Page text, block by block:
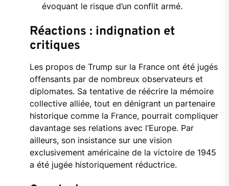
évoquant le risque d’un conflit armé.
Réactions : indignation et
critiques
Les propos de Trump sur la France ont été jugés
offensants par de nombreux observateurs et
diplomates. Sa tentative de réécrire la mémoire
collective alliée, tout en dénigrant un partenaire
historique comme la France, pourrait compliquer
davantage ses relations avec l’Europe. Par
ailleurs, son insistance sur une vision
exclusivement américaine de la victoire de 1945
a été jugée historiquement réductrice.